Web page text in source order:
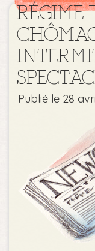
RÉGIME
Publié le 28